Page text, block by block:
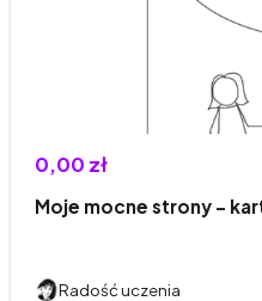
0,00 zł
Moje mocne strony -
Radość uczenia